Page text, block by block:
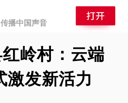
播中国声音
岭村：云端
激发新活力